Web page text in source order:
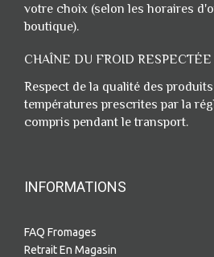
votre choix (selon les horaires
boutique).
CHAÎNE DU FROID RESPECTÉE
Respect de la qualité des
températures prescrites par la
compris pendant le transport.
INFORMATIONS
FAQ Fromages
Retrait En Magasin